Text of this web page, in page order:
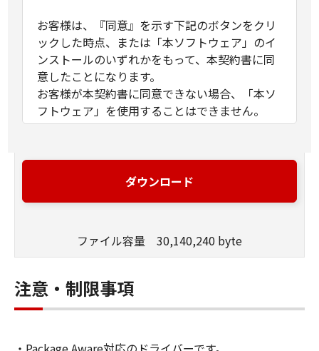
お客様は、『同意』を示す下記のボタンをクリ
ックした時点、または「本ソフトウェア」のイ
ンストールのいずれかをもって、本契約書に同
意したことになります。
お客様が本契約書に同意できない場合、「本ソ
フトウェア」を使用することはできません。
(1) キヤノンは、お客様が「キヤノン製品」を利
用する目的のために、「キヤノン製品」に直接
（本契約書においては、「本ソフトウェア」を
ること、またはコンピューターにおいて表示す
ること、アクセスすること、もしくは実行する
ことのいずれも含むものとします。）するため
ダウンロード
ファイル容量 30,140,240 byte
注意・制限事項